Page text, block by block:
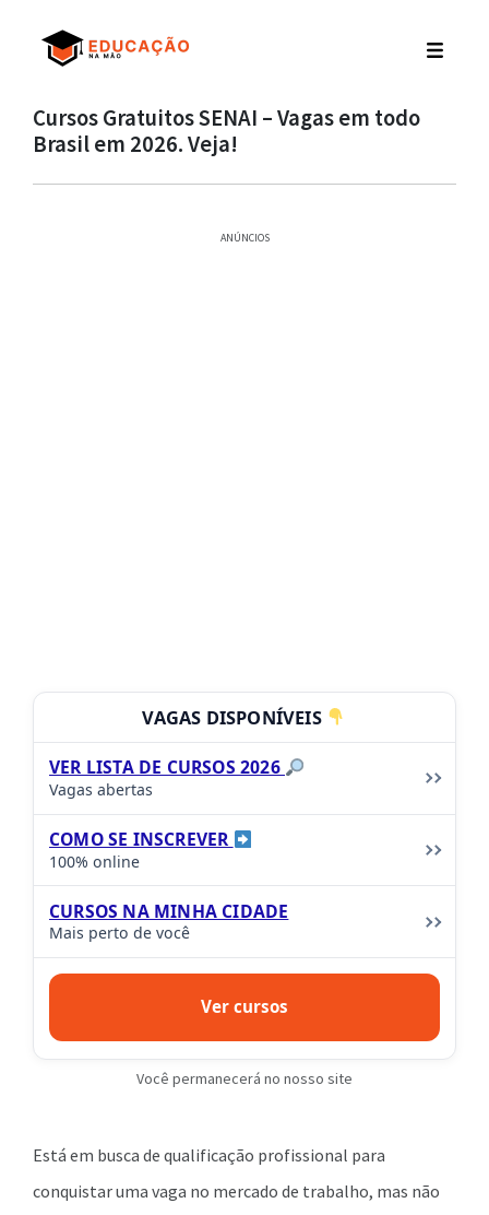
Cursos Gratuitos SENAI – Vagas em todo
Brasil em 2026. Veja!
ANÚNCIOS
VAGAS DISPONÍVEIS
VER LISTA DE CURSOS 2026
Vagas abertas
COMO SE INSCREVER
100% online
CURSOS NA MINHA CIDADE
Mais perto de você
Ver cursos
Você permanecerá no nosso site
Está em busca de qualificação profissional para
conquistar uma vaga no mercado de trabalho, mas não